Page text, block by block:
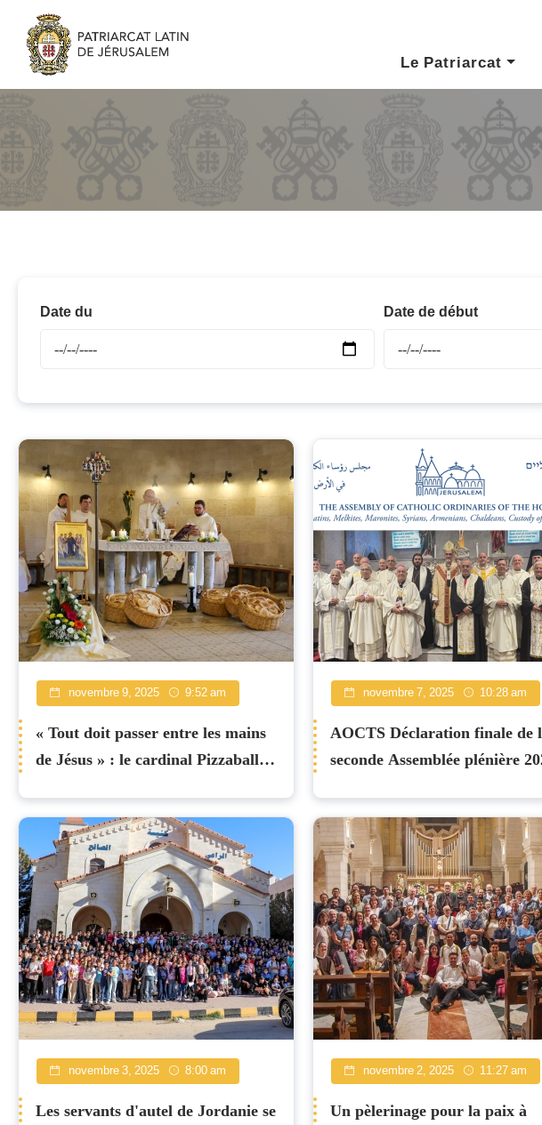
Le Patriarcat
Date du Date de début
Nouvelles
novembre 9, 2025 9:52 am
« Tout doit passer entre les mains
de Jésus » : le cardinal Pizzaballa
novembre 7, 2025 10:28 am
AOCTS Déclaration finale de
seconde Assemblée plénière
novembre 3, 2025 8:00 am
Les servants d'autel de Jordanie se
novembre 2, 2025 11:27 am
Un pèlerinage pour la paix à